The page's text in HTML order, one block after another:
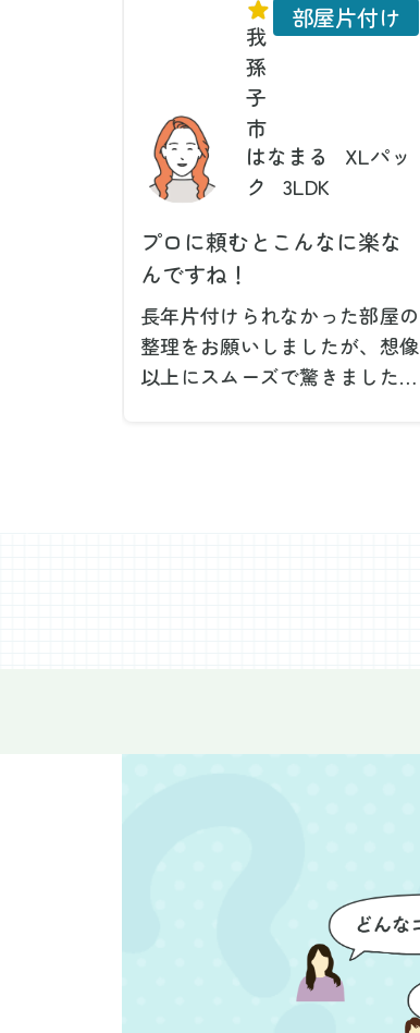
我
孫
子
市
はなまる
XLパッ
ク
3LDK
部屋片付け
プロに頼むとこんなに楽な
んですね！
長年片付けられなかった部屋の
整理をお願いしましたが、想像
以上にスムーズで驚きました。
了後には部屋全体を清掃してい
ただき、まるで新しい家のよう
な清潔感に感動しました。